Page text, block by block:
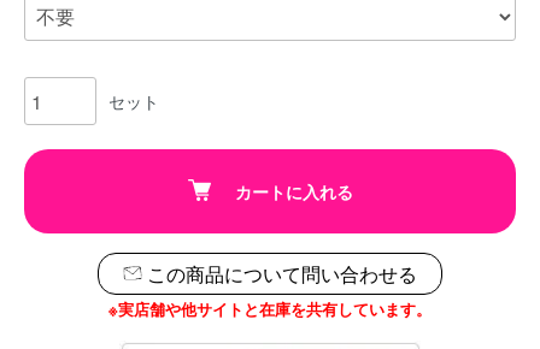
セット
カートに入れる
この商品について問い合わせる
※実店舗や他サイトと在庫を共有しています。